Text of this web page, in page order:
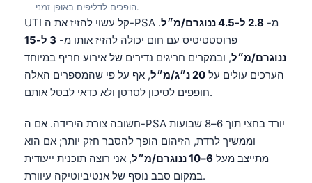
הופכים לדליפים באופן זמני.
UTI קל עשוי להזיז את ה-PSA מ- 2.8 ל-4.5 ננוגרם/מ״ל
.
פרוסטטיטיס עם חום יכולה להזיז אותו מ-
3 ל-15
ננוגרם/מ״ל, ובמקרים חריגים נדירים של אירוע חריף במיוחד
הערכים עולים על 20 נ״ג/מ״ל
, אף על פי שהמספרים האלה
חופפים לסיכון לסרטן ולא כדאי לבטל אותם.
חשובה צורת הירידה. אם ה-PSA יורד בחצי תוך 6–8 שבועות
וממשיך לרדת, הזיהום הופך להסבר חזק יותר; אם הוא
מתייצב מעל 6–10 ננוגרם/מ״ל
, אני רוצה תוכנית ייעודית
במקום סבב נוסף של אנטיביוטיקה עיוורת.